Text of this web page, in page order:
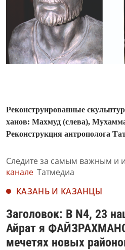
Реконструированные
ханов: Махмуд (слева),
Реконструкция антрополога
Следите за самым важным и
канале Татмедиа
КАЗАНЬ И КАЗАНЦЫ
Заголовок: В N4, 23
Айрат я
мечетях новых